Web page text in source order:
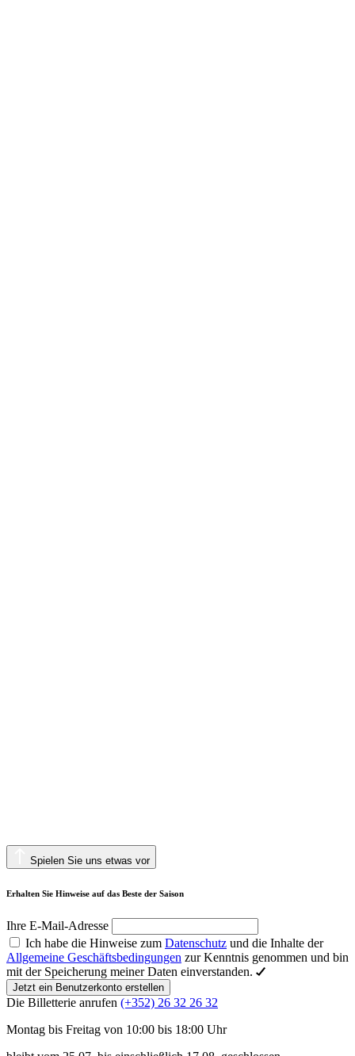
Spielen Sie uns etwas vor
Erhalten Sie Hinweise auf das Beste der Saison
Ihre E-Mail-Adresse
Ich habe die Hinweise zum Datenschutz und die Inhalte der
Allgemeine Geschäftsbedingungen zur Kenntnis genommen und bin
mit der Speicherung meiner Daten einverstanden.
Jetzt ein Benutzerkonto erstellen
Die Billetterie anrufen (+352) 26 32 26 32
Montag bis Freitag von 10:00 bis 18:00 Uhr